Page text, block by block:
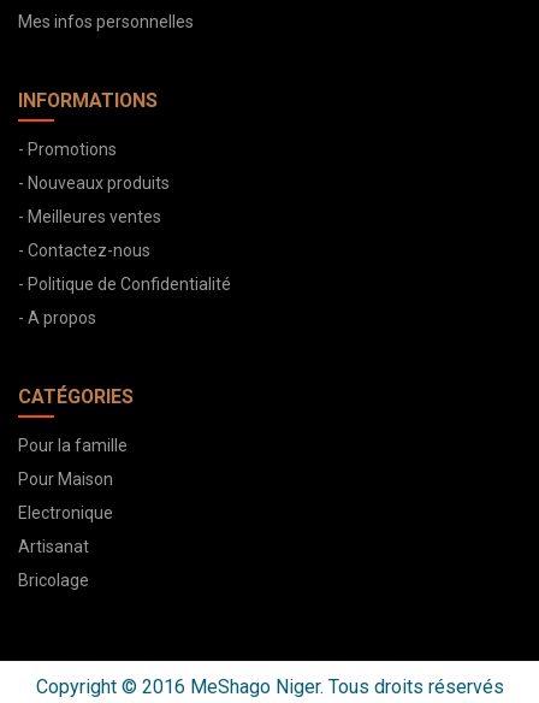
Mes infos personnelles
INFORMATIONS
- Promotions
- Nouveaux produits
- Meilleures ventes
- Contactez-nous
- Politique de Confidentialité
- A propos
CATÉGORIES
Pour la famille
Pour Maison
Electronique
Artisanat
Bricolage
Copyright © 2016 MeShago Niger. Tous droits réservés